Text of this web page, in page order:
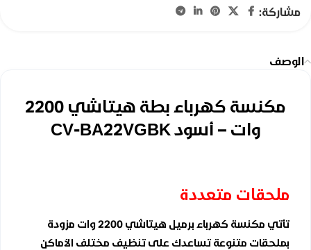
مشاركة:
الوصف
مكنسة كهرباء بطة هيتاشي 2200
وات – أسود CV-BA22VGBK
ملحقات متعددة
تأتي مكنسة كهرباء برميل هيتاشي 2200 وات مزودة
بملحقات متنوعة تساعدك على تنظيف مختلف الأماكن